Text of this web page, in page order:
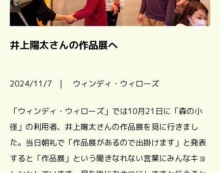
井上陽太さんの作品展へ
2024/11/7 | ウィンディ・ウィローズ
「ウィンディ・ウィローズ」では10月21日に「森の小
径」の利用者、井上陽太さんの作品展を見に行きまし
た。当日朝礼で「作品展があるので出掛けます」と発表
すると「作品展」という聞きなれない言葉にみんなキョ